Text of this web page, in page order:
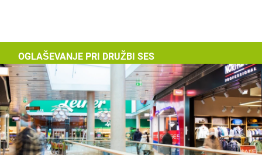
OGLAŠEVANJE PRI DRUŽBI SES